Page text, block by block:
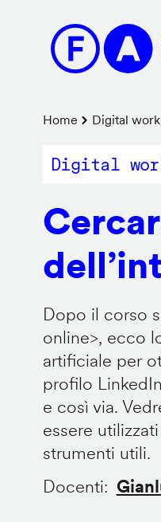
contenuto
principale
Briciole
di
Home Digital
Digital
Dopo il corso
online>, ecco
artificiale per
profilo
e così via.
essere
strumenti utili.
Docenti